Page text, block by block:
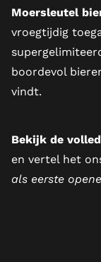
Moersleutel
vroegtijdig
boordevol
vindt.
Bekijk de
en vertel het
als eerste